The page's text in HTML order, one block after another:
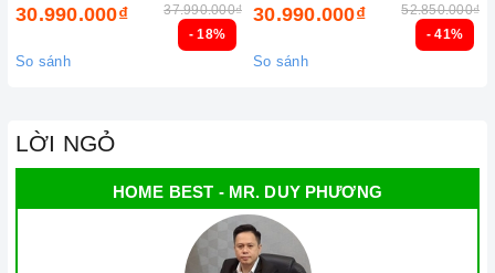
- 18%
30.990.000₫ 37.990.000₫
So sánh
- 41%
30.990.000₫ 52.850.000₫
So sánh
LỜI NGỎ
HOME BEST - MR. DUY PHƯƠNG